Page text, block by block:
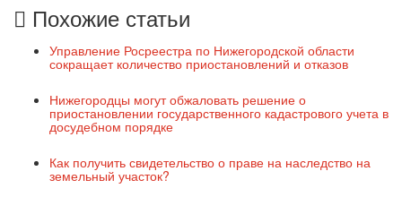
Похожие статьи
Управление Росреестра по Нижегородской области
сокращает количество приостановлений и отказов
Нижегородцы могут обжаловать решение о
приостановлении государственного кадастрового учета в
досудебном порядке
Как получить свидетельство о праве на наследство на
земельный участок?